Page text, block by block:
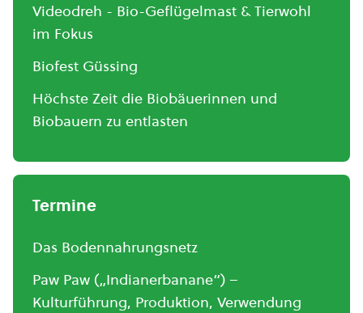
Videodreh - Bio-Geflügelmast & Tierwohl
im Fokus
Biofest Güssing
Höchste Zeit die Biobäuerinnen und
Biobauern zu entlasten
Termine
Das Bodennahrungsnetz
Paw Paw („Indianerbanane“) –
Kulturführung, Produktion, Verwendung